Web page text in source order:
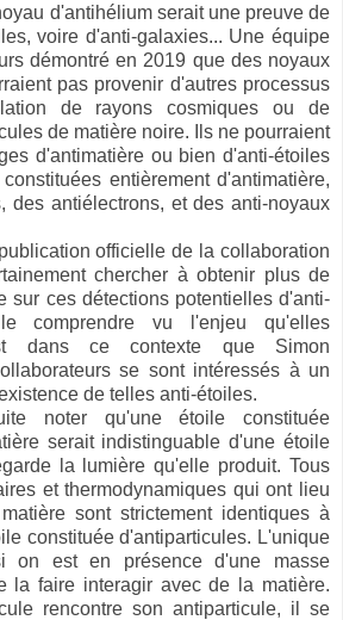
d'antihélium serait une preuve de
voire d'anti-galaxies... Une équipe
démontré en 2019 que des noyaux
pas provenir d'autres processus
de rayons cosmiques ou de
de matière noire. Ils ne pourraient
d'antimatière ou bien d'anti-étoiles
entièrement d'antimatière,
des antiélectrons, et des anti-noyaux
officielle de la collaboration
chercher à obtenir plus de
sur ces détections potentielles d'anti-
comprendre vu l'enjeu qu'elles
dans ce contexte que Simon
se sont intéressés à un
de telles anti-étoiles.
noter qu'une étoile constituée
serait indistinguable d'une étoile
la lumière qu'elle produit. Tous
et thermodynamiques qui ont lieu
sont strictement identiques à
constituée d'antiparticules. L'unique
on est en présence d'une masse
la faire interagir avec de la matière.
rencontre son antiparticule, il se